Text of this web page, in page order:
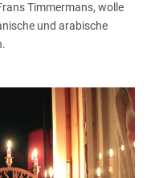
Timmermans, wolle
und arabische